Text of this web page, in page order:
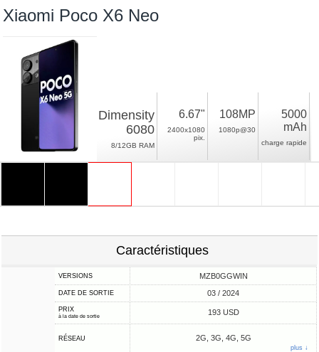
Xiaomi Poco X6 Neo
Dimensity
6080
8/12GB RAM
6.67"
2400x1080
pix.
108MP
1080p@30
5000
mAh
charge rapide
Caractéristiques
VERSIONS MZB0GGWIN
DATE DE SORTIE 03 / 2024
PRIX
à la date de sortie 193 USD
RÉSEAU 2G, 3G, 4G, 5G
plus ↓